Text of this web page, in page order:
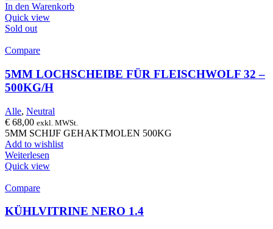
In den Warenkorb
Quick view
Sold out
Compare
5MM LOCHSCHEIBE FÜR FLEISCHWOLF 32 –
500KG/H
Alle, Neutral
€ 68,00 exkl. MWSt.
5MM SCHIJF GEHAKTMOLEN 500KG
Add to wishlist
Weiterlesen
Quick view
Compare
KÜHLVITRINE NERO 1.4